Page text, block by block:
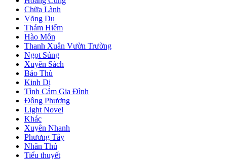
Chữa Lành
Võng Du
Thám Hiểm
Hào Môn
Thanh Xuân Vườn Trường
Ngọt Sủng
Xuyên Sách
Báo Thù
Kinh Dị
Tình Cảm Gia Đình
Đông Phương
Light Novel
Khác
Xuyên Nhanh
Phương Tây
Nhân Thú
Tiểu thuyết